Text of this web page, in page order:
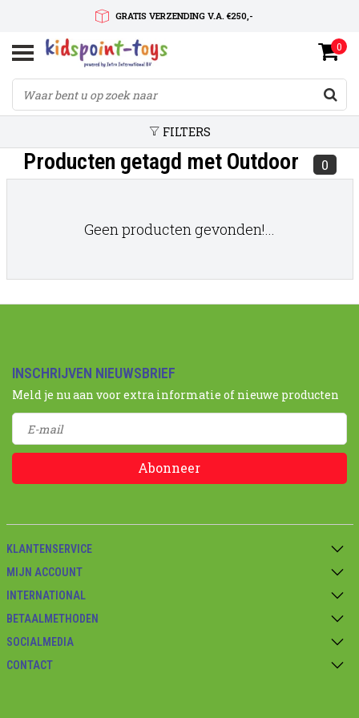
GRATIS VERZENDING V.A. €250,-
SNELLE LEVERTIJD
SERVICE OP MAAT
0
FILTERS
Producten getagd met Outdoor 0
Geen producten gevonden!...
INSCHRIJVEN NIEUWSBRIEF
Meld je nu aan voor extra informatie of nieuwe producten
Abonneer
KLANTENSERVICE
MIJN ACCOUNT
INTERNATIONAL
BETAALMETHODEN
SOCIALMEDIA
CONTACT